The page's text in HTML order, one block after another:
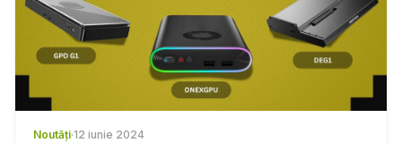
Noutăți·12 iunie 2024